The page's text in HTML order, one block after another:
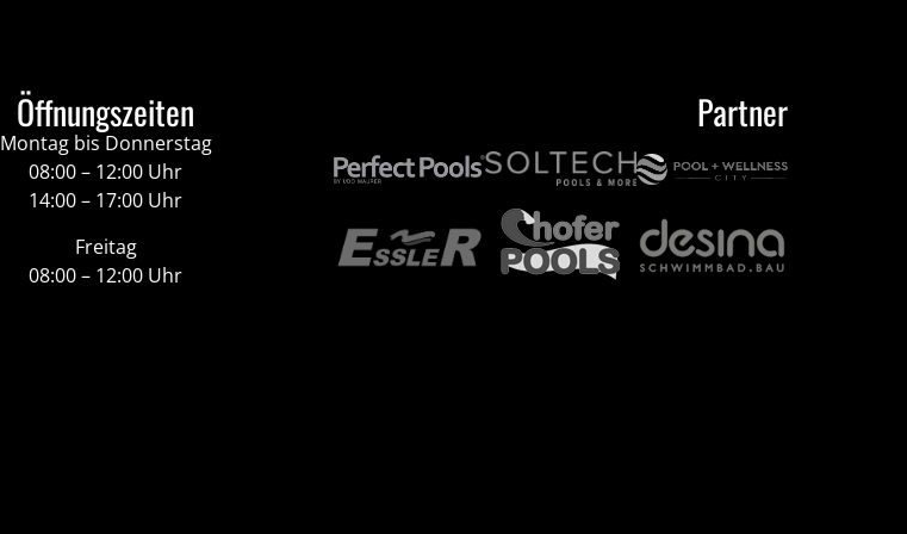
Öffnungszeiten
Montag bis Donnerstag
08:00 – 12:00 Uhr
14:00 – 17:00 Uhr
Freitag
08:00 – 12:00 Uhr
Partner